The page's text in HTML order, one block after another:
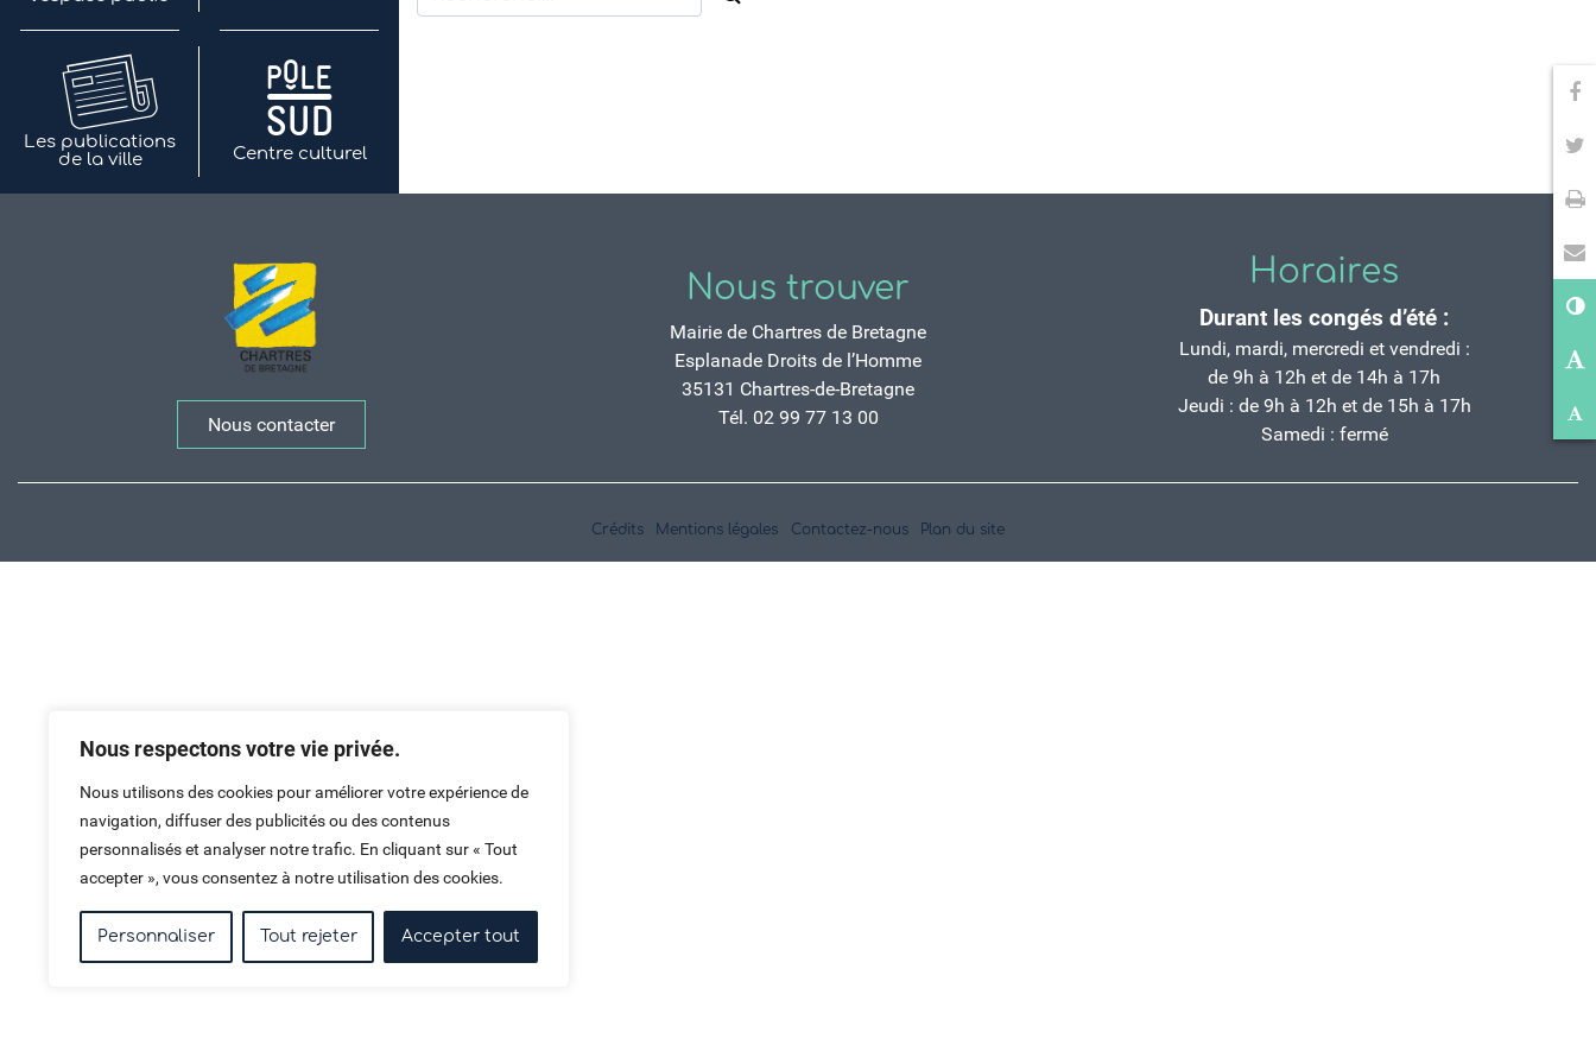
Nous respectons votre vie privée.
Nous utilisons des cookies pour améliorer votre expérience de
navigation, diffuser des publicités ou des contenus
personnalisés et analyser notre trafic. En cliquant sur « Tout
accepter », vous consentez à notre utilisation des cookies.
Personnaliser Tout rejeter Accepter tout
Les publications
de la ville
Centre culturel
Nous contacter
Nous trouver
Mairie de Chartres de Bretagne
Esplanade Droits de l’Homme
35131 Chartres-de-Bretagne
Tél. 02 99 77 13 00
Horaires
Durant les congés d’été :
Lundi, mardi, mercredi et vendredi :
de 9h à 12h et de 14h à 17h
Jeudi : de 9h à 12h et de 15h à 17h
Samedi : fermé
Crédits Mentions légales Contactez-nous Plan du site